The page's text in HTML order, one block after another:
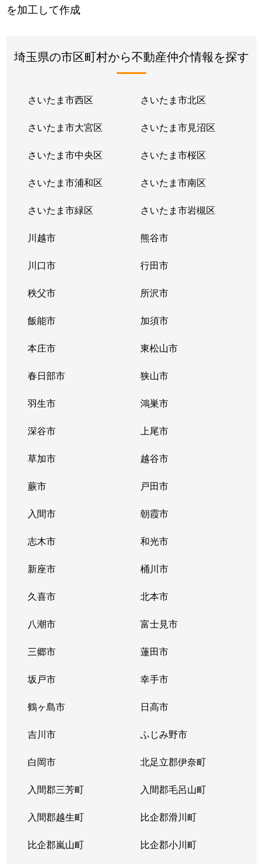
を加工して作成
埼玉県の市区町村から不動産仲介情報を探す
さいたま市西区 さいたま市北区
さいたま市大宮区 さいたま市見沼区
さいたま市中央区 さいたま市桜区
さいたま市浦和区 さいたま市南区
さいたま市緑区 さいたま市岩槻区
川越市 熊谷市
川口市 行田市
秩父市 所沢市
飯能市 加須市
本庄市 東松山市
春日部市 狭山市
羽生市 鴻巣市
深谷市 上尾市
草加市 越谷市
蕨市 戸田市
入間市 朝霞市
志木市 和光市
新座市 桶川市
久喜市 北本市
八潮市 富士見市
三郷市 蓮田市
坂戸市 幸手市
鶴ヶ島市 日高市
吉川市 ふじみ野市
白岡市 北足立郡伊奈町
入間郡三芳町 入間郡毛呂山町
入間郡越生町 比企郡滑川町
比企郡嵐山町 比企郡小川町